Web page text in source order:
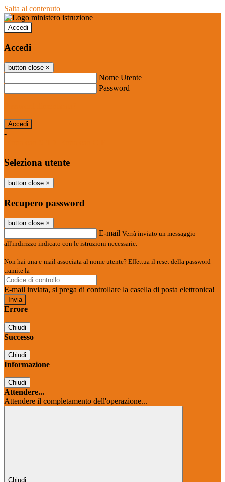
Salta al contenuto
Accedi
Accedi
button close ×
Nome Utente
Password
-
Seleziona utente
button close ×
Recupero password
button close ×
E-mail Verrà inviato un messaggio
all'indirizzo indicato con le istruzioni necessarie.
Non hai una e-mail associata al nome utente? Effettua il reset della password
tramite la
E-mail inviata, si prega di controllare la casella di posta elettronica!
Errore
Chiudi
Successo
Chiudi
Informazione
Chiudi
Attendere...
Attendere il completamento dell'operazione...
Chiudi